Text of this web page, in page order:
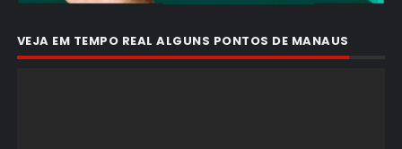
VEJA EM TEMPO REAL ALGUNS PONTOS DE MANAUS